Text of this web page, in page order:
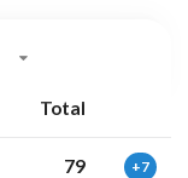
Total
79 +7